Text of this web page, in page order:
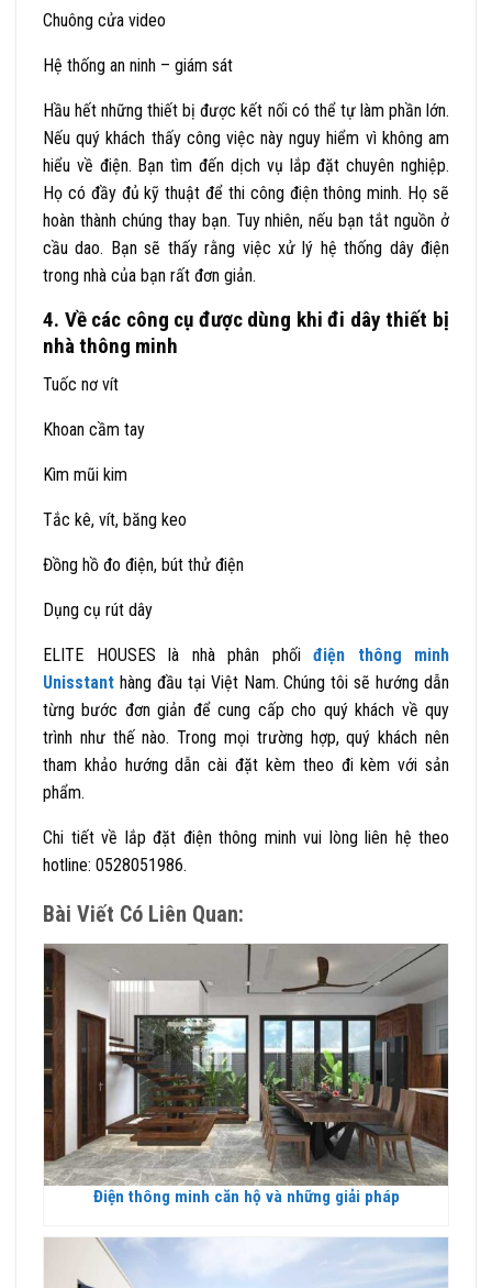
Chuông cửa video
Hệ thống an ninh – giám sát
Hầu hết những thiết bị được kết nối có thể tự làm phần lớn.
Nếu quý khách thấy công việc này nguy hiểm vì không am
hiểu về điện. Bạn tìm đến dịch vụ lắp đặt chuyên nghiệp.
Họ có đầy đủ kỹ thuật để thi công điện thông minh. Họ sẽ
hoàn thành chúng thay bạn. Tuy nhiên, nếu bạn tắt nguồn ở
cầu dao. Bạn sẽ thấy rằng việc xử lý hệ thống dây điện
trong nhà của bạn rất đơn giản.
4. Về các công cụ được dùng khi đi dây thiết bị
nhà thông minh
Tuốc nơ vít
Khoan cầm tay
Kìm mũi kim
Tắc kê, vít, băng keo
Đồng hồ đo điện, bút thử điện
Dụng cụ rút dây
ELITE HOUSES là nhà phân phối điện thông minh
Unisstant hàng đầu tại Việt Nam. Chúng tôi sẽ hướng dẫn
từng bước đơn giản để cung cấp cho quý khách về quy
trình như thế nào. Trong mọi trường hợp, quý khách nên
tham khảo hướng dẫn cài đặt kèm theo đi kèm với sản
phẩm.
Chi tiết về lắp đặt điện thông minh vui lòng liên hệ theo
hotline: 0528051986.
Bài Viết Có Liên Quan:
Điện thông minh căn hộ và những giải pháp